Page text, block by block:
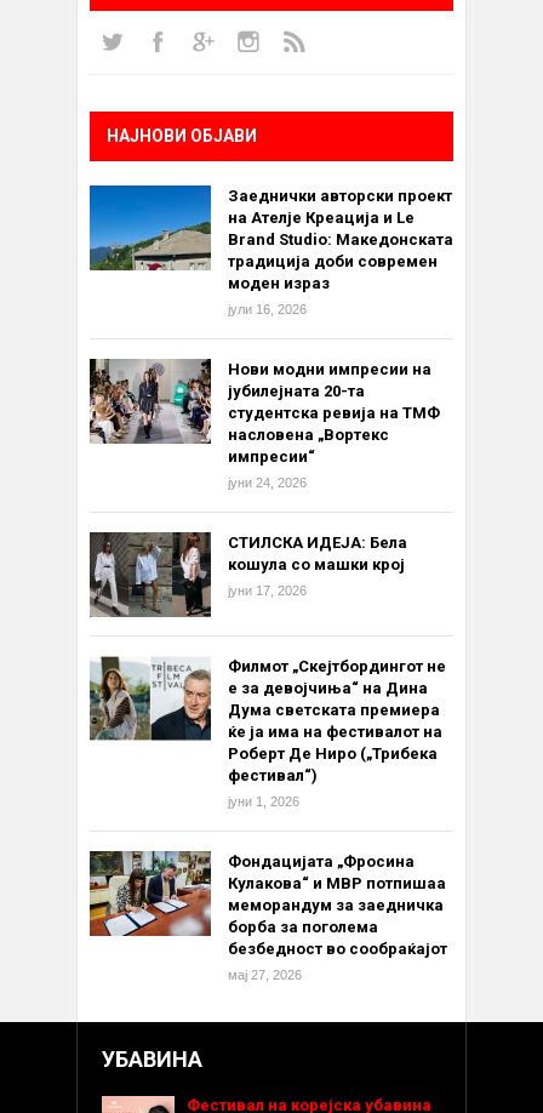
НАЈНОВИ ОБЈАВИ
Заеднички авторски проект
на Ателје Креација и Le
Brand Studio: Македонската
традиција доби современ
моден израз
јули 16, 2026
Нови модни импресии на
јубилејната 20-та
студентска ревија на ТМФ
насловена „Вортекс
импресии“
јуни 24, 2026
СТИЛСКА ИДЕЈА: Бела
кошула со машки крој
јуни 17, 2026
Филмот „Скејтбордингот не
е за девојчиња“ на Дина
Дума светската премиера
ќе ја има на фестивалот на
Роберт Де Ниро („Трибека
фестивал“)
јуни 1, 2026
Фондацијата „Фросина
Кулакова“ и МВР потпишаа
меморандум за заедничка
борба за поголема
безбедност во сообраќајот
мај 27, 2026
УБАВИНА
Фестивал на корејска убавина